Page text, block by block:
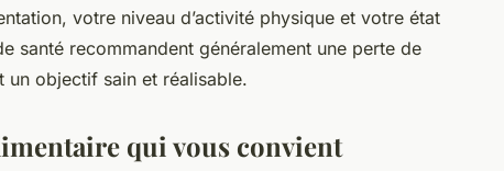
votre niveau d’activité physique et votre état
santé recommandent généralement une perte de
un objectif sain et réalisable.
qui vous convient